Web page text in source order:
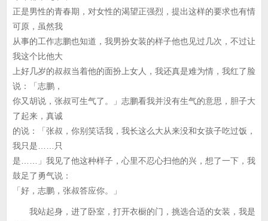
正是男性的青春期，对女性的渴望正强烈，提出这样的要求也有情
可原，虽然我
从事的工作志鹏也知道，我男扮女装的样子他也见过几次，不过让
我这个比他大
上好几岁的叔叔当着他的面扮上女人，我还真是难为情，我红了脸
说：「志鹏，
你又胡说，张叔可生气了。」志鹏看我并没有生气的意思，胆子大
了起来，真诚
的说：「张叔，你别笑话我，我长这么大从来没和女孩子吃过饭，
我只是……只
是……」我见了他这种样子，心里不忍心扫他的兴，想了一下，我
鼓足了勇气说：
「好，志鹏，张叔答应你。」
我站起身，进了卧室，打开衣橱的门，挑选合适的女装，我是